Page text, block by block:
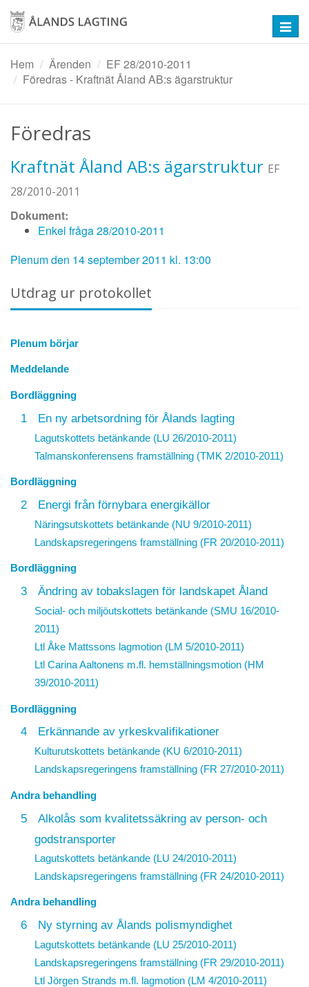
Hoppa
huvudinnehåll
Hem
Ärenden
EF 28/2010-2011
Föredras - Kraftnät Åland AB:s ägarstruktur
Föredras
Kraftnät Åland AB:s ägarstruktur EF
28/2010-2011
Dokument:
Enkel fråga 28/2010-2011
Plenum den 14 september 2011 kl. 13:00
Utdrag ur protokollet
Plenum börjar
Meddelande
Bordläggning
1 En ny arbetsordning för Ålands lagting
Lagutskottets betänkande (LU 26/2010-2011)
Talmanskonferensens framställning (TMK 2/2010-2011)
Bordläggning
2 Energi från förnybara energikällor
Näringsutskottets betänkande (NU 9/2010-2011)
Landskapsregeringens framställning (FR 20/2010-2011)
Bordläggning
3 Ändring av tobakslagen för landskapet Åland
Social- och miljöutskottets betänkande (SMU 16/2010-
2011)
Ltl Åke Mattssons lagmotion (LM 5/2010-2011)
Ltl Carina Aaltonens m.fl. hemställningsmotion (HM
39/2010-2011)
Bordläggning
4 Erkännande av yrkeskvalifikationer
Kulturutskottets betänkande (KU 6/2010-2011)
Landskapsregeringens framställning (FR 27/2010-2011)
Andra behandling
5
Alkolås som kvalitetssäkring av person- och
godstransporter
Lagutskottets betänkande (LU 24/2010-2011)
Landskapsregeringens framställning (FR 24/2010-2011)
Andra behandling
6 Ny styrning av Ålands polismyndighet
Lagutskottets betänkande (LU 25/2010-2011)
Landskapsregeringens framställning (FR 29/2010-2011)
Ltl Jörgen Strands m.fl. lagmotion (LM 4/2010-2011)